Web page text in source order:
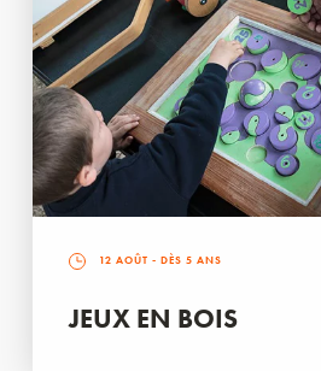
12 AOÛT - DÈS 5 ANS
JEUX EN BOIS